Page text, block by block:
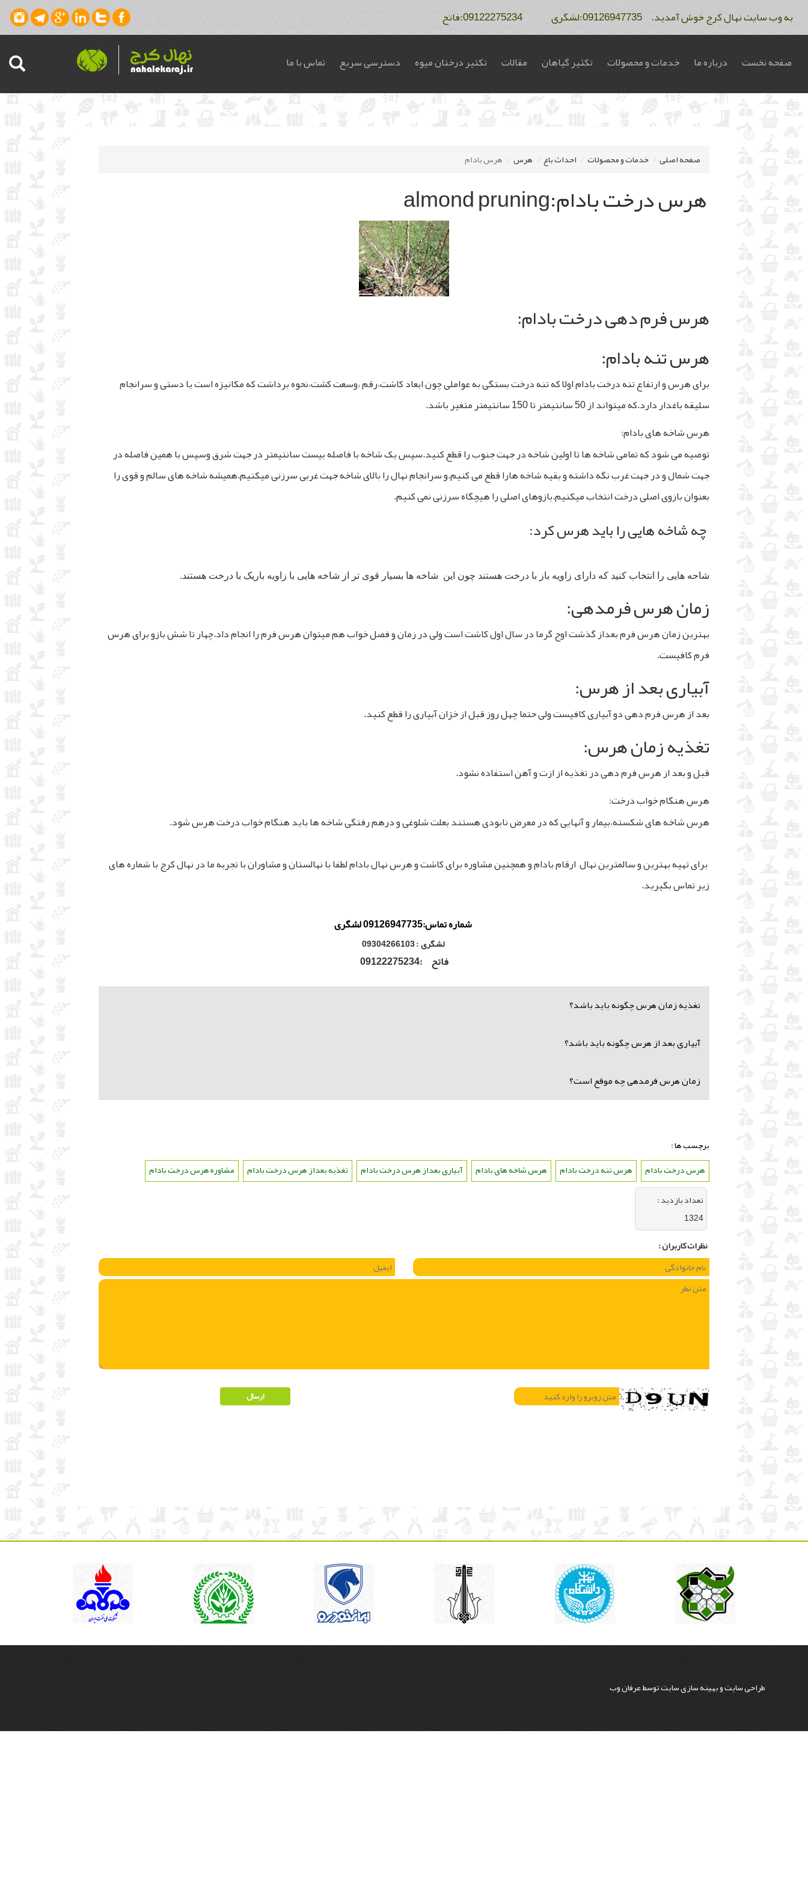
به وب سایت نهال کرج خوش آمدید. 09126947735:لشگری 09122275234:فاتح
صفحه نخست درباره ما خدمات و محصولات تکثیر گیاهان مقالات تکثیر درختان میوه دسترسی سریع تماس با ما
صفحه اصلی خدمات و محصولات احداث باغ هرس هرس بادام
هرس درخت بادام:almond pruning
هرس فرم دهی درخت بادام:
هرس تنه بادام:
برای هرس و ارتفاع تنه درخت بادام اولا که تنه درخت بستگی به عواملی چون ابعاد کاشت،رقم ،وسعت کشت،نحوه برداشت که مکانیزه است یا دستی و سرانجام
سلیقه باغدار دارد.که میتواند از 50 سانتیمتر تا 150 سانتیمتر متغیر باشد.
هرس شاخه های بادام:
توصیه می شود که تمامی شاخه ها تا اولین شاخه در جهت جنوب را قطع کنید.سپس یک شاخه با فاصله بیست سانتیمتر در جهت شرق وسپس با همین فاصله در
جهت شمال و در جهت غرب نگه داشته و بقیه شاخه هارا قطع می کنیم.و سرانجام نهال را بالای شاخه جهت غربی سرزنی میکنیم.همیشه شاخه های سالم و قوی را
بعنوان بازوی اصلی درخت انتخاب میکنیم.بازوهای اصلی را هیچگاه سرزنی نمی کنیم.
چه شاخه هایی را باید هرس کرد:
شاحه هایی را انتخاب کنید که دارای زاویه باز با درخت هستند چون این شاخه ها بسیار قوی تر از شاخه هایی با زاویه باریک با درخت هستند.
زمان هرس فرمدهی:
بهترین زمان هرس فرم بعداز گذشت اوج گرما در سال اول کاشت است ولی در زمان و فصل خواب هم میتوان هرس فرم را انجام داد.چهار تا شش بازو برای هرس
فرم کافیست.
آبیاری بعد از هرس:
بعد از هرس فرم دهی دو آبیاری کافیست ولی حتما چهل روز قبل از خزان آبیاری را قطع کنید.
تغذیه زمان هرس:
قبل و بعد از هرس فرم دهی در تغذیه از ازت و آهن استفاده نشود.
هرس هنگام خواب درخت:
هرس شاخه های شکسته،بیمار و آنهایی که در معرض نابودی هستند بعلت شلوغی و درهم رفتگی شاخه ها باید هنگام خواب درخت هرس شود.
برای تهیه بهترین و سالمترین نهال ارقام بادام و همچنین مشاوره برای کاشت و هرس نهال بادام لطفا با نهالستان و مشاوران با تجربه ما در نهال کرج با شماره های
زیر تماس بگیرید.
شماره تماس:09126947735 لشگری
لشگری : 09304266103
فاتح :09122275234
تغذیه زمان هرس چگونه باید باشد؟
آبیاری بعد از هرس چگونه باید باشد؟
زمان هرس فرمدهی چه موقع است؟
برچسب ها :
هرس درخت بادام
هرس تنه درخت بادام هرس شاخه های بادام آبیاری بعداز هرس درخت بادام تغذیه بعداز هرس درخت بادام
مشاوره هرس درخت بادام
تعداد بازديد :
1324
نظرات كاربران :
طراحی سایتوبهینه سازی سایتتوسطعرفان وب